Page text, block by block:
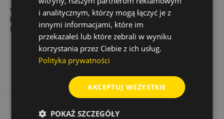
OTWORNICA HSS-
BIM. FINO, ŚR. 73 MM,
8-12 Z/CAL
Cena
83,15 zł
Dodaj do koszyka
OTWORNICA HSS-
BIM. MULTI, ŚR. 133
MM, 4-6 Z/CAL
Cena
251,33 zł
i analitycznym, którzy mogą łączyć je z
innymi informacjami, które im
przekazałeś lub które zebrali w wyniku
korzystania przez Ciebie z ich usług.
Polityka prywatności
AKCEPTUJ WSZYSTKIE
POKAŻ SZCZEGÓŁY